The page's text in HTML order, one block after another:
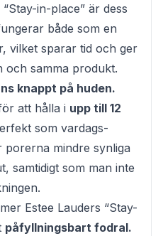
in-place” är dess
både som en
vilket sparar tid och ger
och samma produkt.
knappt på huden.
att hålla i upp till 12
som vardags-
porerna mindre synliga
samtidigt som man inte
Estee Lauders “Stay-
påfyllningsbart fodral.